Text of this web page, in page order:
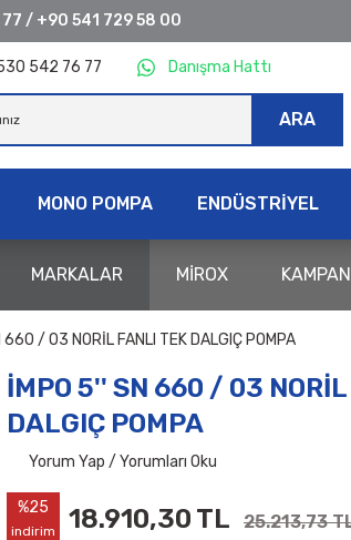
/ +90 541 729 58 00
542 76 77 Danışma Hattı
ARA
MONO POMPA ENDÜSTRİYEL
MARKALAR MİROX
660 / 03 NORİL FANLI TEK DALGIÇ POMPA
İMPO 5'' SN 660 / 03
DALGIÇ POMPA
Yorum Yap / Yorumları Oku
%25
indirim 18.910,30 TL 25.213,73